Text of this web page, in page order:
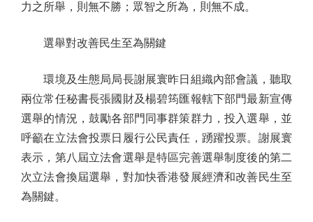
力之所舉，則無不勝；眾智之所為，則無不成。
選舉對改善民生至為關鍵
環境及生態局局長謝展寰昨日組織內部會議，聽取
兩位常任秘書長張國財及楊碧筠匯報轄下部門最新宣傳
選舉的情況，鼓勵各部門同事群策群力，投入選舉，並
呼籲在立法會投票日履行公民責任，踴躍投票。謝展寰
表示，第八屆立法會選舉是特區完善選舉制度後的第二
次立法會換屆選舉，對加快香港發展經濟和改善民生至
為關鍵。